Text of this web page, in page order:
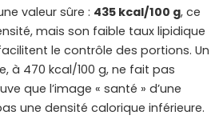
valeur sûre : 435 kcal/100 g, ce
mais son faible taux lipidique
le contrôle des portions. Un
à 470 kcal/100 g, ne fait pas
que l’image « santé » d’une
une densité calorique inférieure.